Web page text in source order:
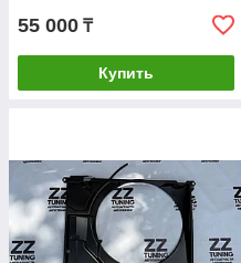
55 000 ₸
Купить